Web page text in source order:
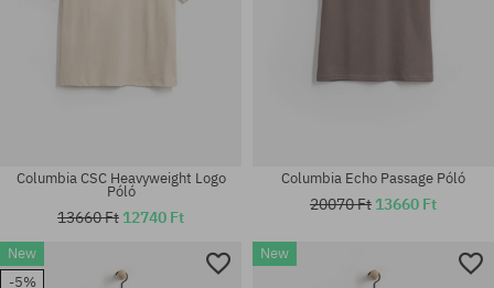
Elérhető méretek:
Elérhető méretek:
Columbia CSC Heavyweight Logo
Póló
13660 Ft 12740 Ft
Columbia Echo Passage Póló
20070 Ft 13660 Ft
New
-5%
New